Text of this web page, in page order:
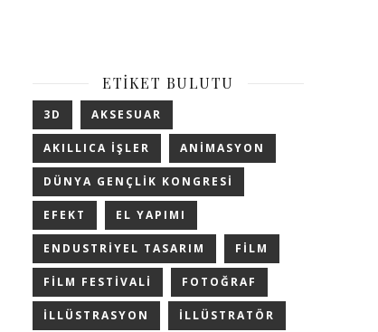
ETIKET BULUTU
3D AKSESUAR
AKILLICA IŞLER ANIMASYON
DÜNYA GENÇLIK KONGRESI
EFEKT EL YAPIMI
ENDUSTRIYEL TASARIM FILM
FILM FESTIVALI FOTOĞRAF
ILLÜSTRASYON ILLÜSTRATÖR